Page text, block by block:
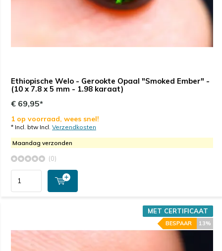
Ethiopische Welo - Gerookte Opaal "Smoked Ember" -
(10 x 7.8 x 5 mm - 1.98 karaat)
€ 69,95*
1 op voorraad, wees snel!
* Incl. btw Incl. Verzendkosten
Maandag verzonden
(0)
MET CERTIFICAAT
13%
BESPAAR